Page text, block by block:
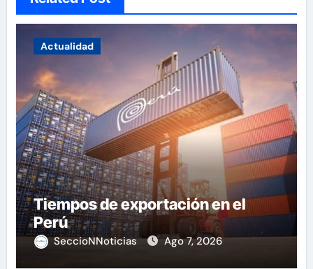
Actualidad
Tiempos de exportación en el
Perú
SeccioNNoticias Ago 7, 2026